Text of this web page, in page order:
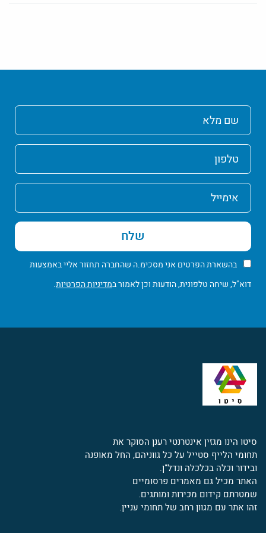
שם
מלא
טלפון
אימייל
שלח
בהשארת הפרטים אני מסכימ.ה שהחברה תחזור אליי באמצעות
דוא"ל, שיחה טלפונית, הודעות וכן לאמור במדיניות הפרטיות.
סיטו הינו מגזין אינטרנטי רענן הסוקר את
תחומי הלייף סטייל על כל גווניהם, החל מאופנה
ובידור וכלה בכלכלה ונדל"ן.
האתר מכיל גם מאמרים פרסומיים
שמטרתם קידום מכירות ומותגים.
זהו אתר עם מגוון רחב של תחומי עניין.